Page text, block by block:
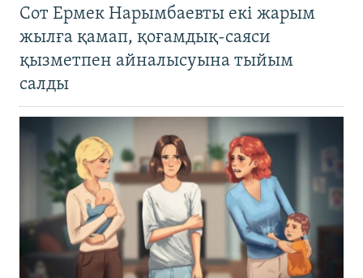
Сот Ермек Нарымбаевты екі жарым
жылға қамап, қоғамдық-саяси
қызметпен айналысуына тыйым
салды